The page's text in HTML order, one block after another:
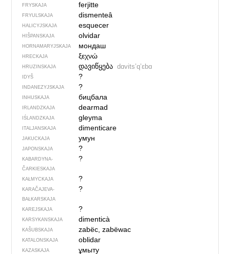
FRYSKAJA ferjitte
FRYULSKAJA dismenteâ
HALICYJSKAJA esquecer
HIŠPANSKAJA olvidar
HORNAMARYJSKAJA мондаш
HRECKAJA ξεχνώ
HRUZINSKAJA დავიწყება dɑvitsʼqʼɛbɑ
IDYŠ ?
INDANEZYJSKAJA ?
INHUSKAJA бицбала
IRLANDZKAJA dearmad
IŚLANDZKAJA gleyma
ITALJANSKAJA dimenticare
JAKUCKAJA умун
JAPONSKAJA ?
KABARDYNA-
ČARKIESKAJA
?
KAŁMYCKAJA ?
KARAČAJEVA-
BAŁKARSKAJA
?
KAREJSKAJA ?
KARSYKANSKAJA dimenticà
KAŠUBSKAJA zabëc, zabëwac
KATALONSKAJA oblidar
KAZASKAJA ұмыту